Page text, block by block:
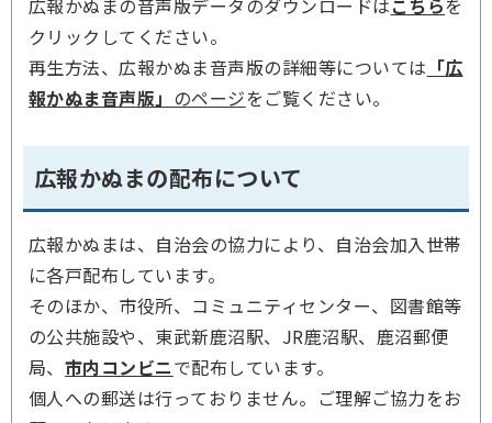
クリックしてください。
再生方法、広報かぬま音声版の詳細等については 「広
報かぬま音声版」 のページをご覧ください。
広報かぬまの配布について
広報かぬまは、自治会の協力により、自治会加入世帯
に各戸配布しています。
そのほか、市役所、コミュニティセンター、図書館等
の公共施設や、東武新鹿沼駅、JR鹿沼駅、鹿沼郵便
局、 市内コンビニで配布しています。
個人への郵送は行っておりません。ご理解ご協力をお